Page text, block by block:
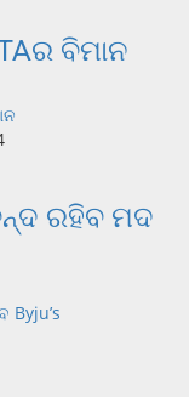
ବିମାନ
ରହିବ ମଦ